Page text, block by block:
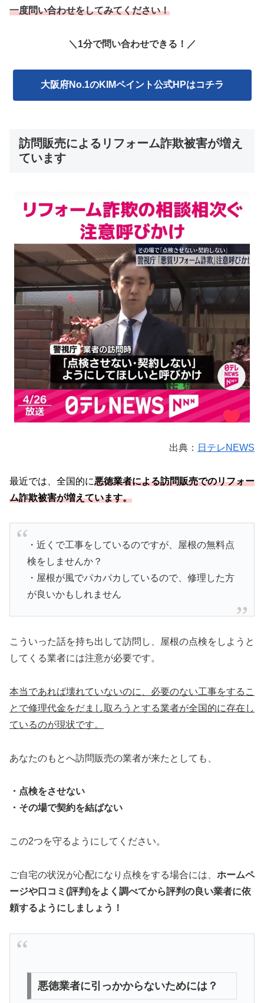
一度問い合わせをしてみてください！
＼1分で問い合わせできる！／
大阪府No.1のKIMペイント公式HPはコチラ
訪問販売によるリフォーム詐欺被害が増え
ています
出典： 日テレNEWS
最近では、全国的に悪徳業者による訪問販売でのリフォー
ム詐欺被害が増えています。
・近くで工事をしているのですが、屋根の無料点
検をしませんか？
・屋根が風でパカパカしているので、修理した方
が良いかもしれません
こういった話を持ち出して訪問し、屋根の点検をしようと
してくる業者には注意が必要です。
本当であれば壊れていないのに、必要のない工事をするこ
とで修理代金をだまし取ろうとする業者が全国的に存在し
ているのが現状です。
あなたのもとへ訪問販売の業者が来たとしても、
・点検をさせない
・その場で契約を結ばない
この2つを守るようにしてください。
ご自宅の状況が心配になり点検をする場合には、 ホームペ
ージや口コミ(評判)をよく調べてから評判の良い業者に依
頼するようにしましょう！
悪徳業者に引っかからないためには？